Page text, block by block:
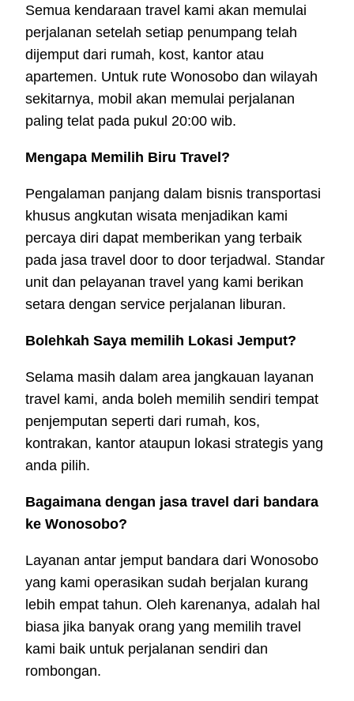
Semua kendaraan travel kami akan memulai
perjalanan setelah setiap penumpang telah
dijemput dari rumah, kost, kantor atau
apartemen. Untuk rute Wonosobo dan wilayah
sekitarnya, mobil akan memulai perjalanan
paling telat pada pukul 20:00 wib.
Mengapa Memilih Biru Travel?
Pengalaman panjang dalam bisnis transportasi
khusus angkutan wisata menjadikan kami
percaya diri dapat memberikan yang terbaik
pada jasa travel door to door terjadwal. Standar
unit dan pelayanan travel yang kami berikan
setara dengan service perjalanan liburan.
Bolehkah Saya memilih Lokasi Jemput?
Selama masih dalam area jangkauan layanan
travel kami, anda boleh memilih sendiri tempat
penjemputan seperti dari rumah, kos,
kontrakan, kantor ataupun lokasi strategis yang
anda pilih.
Bagaimana dengan jasa travel dari bandara
ke Wonosobo?
Layanan antar jemput bandara dari Wonosobo
yang kami operasikan sudah berjalan kurang
lebih empat tahun. Oleh karenanya, adalah hal
biasa jika banyak orang yang memilih travel
kami baik untuk perjalanan sendiri dan
rombongan.